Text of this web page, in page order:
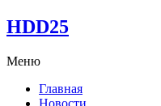
HDD25
Меню
Главная
Новости